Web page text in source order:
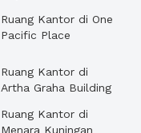
Ruang Kantor di One
Pacific Place
Ruang Kantor di
Artha Graha Building
Ruang Kantor di
Menara Kuningan